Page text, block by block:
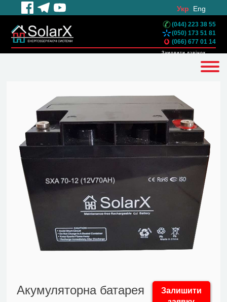
Укр Eng
(044) 223 38 55
(050) 173 51 81
(066) 677 01 14
Замовити дзвінок
Акумуляторна батарея
Залишити